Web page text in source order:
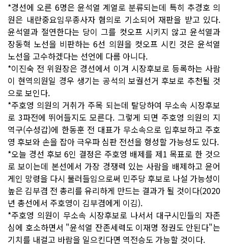
*경선에 오른 6명은 윤석열 계열로 분류되는데 특히 추경호 의
원은 내란중요임무종사자 혐의로 기소되어 재판을 받고 있다.
윤석열과 절연한다는 당이 그를 컷오프 시키지 않고 윤석열과
장동혁 노선을 비판하는 6선 의원을 컷오프 시킨 것은 윤석열
노선을 고수하겠다는 선언에 다름 아니다.
*이진숙 전 위원장은 경선에서 이겨 시장후보로 등록하는 사람
이 현역의원일 경우 생기는 공석의 보궐선거 후보로 추천될 것
으로 보인다.
*주호영 의원의 거취가 주목 되는데 탈당하여 무소속 시장후보
로 3파전에 뛰어들지도 모른다. 그렇게 되면 주호영 의원의 지
역구(수성갑)에 한동훈 전 대표가 무소속으로 입후보하고 주호
영 후보와 손을 잡아 극우파 심판 전선을 형성할 가능성도 있다.
*오늘 경선 후보 6인 결정은 주호영 배제를 제1 목표로 한 것으
로 보이는데 본선에서 가장 경쟁력 있는 사람을 배제하고 윤어
게인 망령을 다시 불러들임으로써 민주당 후보로 나설 가능성이
높은 김부겸 전 총리를 유리하게 만드는 결과가 될 것이다(2020
년 총선에서 주호영이 김부겸에게 이김).
*주호영 의원이 무소속 시장후보로 나서서 대구시민들의 자존
심에 호소하면서 "윤석열 잔존세력도 이재명 정권도 안된다"는
기치를 내걸고 바람을 일으킨다면 역전승도 가능할 것이다.